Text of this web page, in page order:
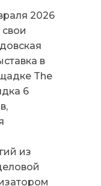
2026
в
The
6
из